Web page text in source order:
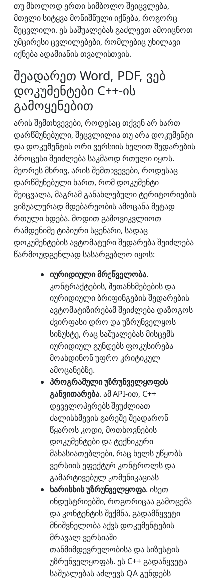
თუ მხოლოდ ერთი სიმბოლო შეიცვლება,
მთელი სიტყვა მონიშნული იქნება, როგორც
შეცვლილი. ეს საშუალებას გაძლევთ ამოიცნოთ
უმცირესი ცვლილებები, რომლებიც უხილავი
იქნება ადამიანის თვალისთვის.
შეადარეთ Word, PDF, ვებ
დოკუმენტები C++-ის
გამოყენებით
არის შემთხვევები, როდესაც თქვენ არ ხართ
დარწმუნებული, შეცვლილია თუ არა დოკუმენტი
და დოკუმენტის ორი ვერსიის ხელით შედარების
პროცესი შეიძლება საკმაოდ რთული იყოს.
მეორეს მხრივ, არის შემთხვევები, როდესაც
დარწმუნებული ხართ, რომ დოკუმენტი
შეიცვალა, მაგრამ განახლებული ტერიტორიების
ვიზუალურად მდებარეობის ამოცანა მეტად
რთული ხდება. მოდით გამოვიკვლიოთ
რამდენიმე ტიპიური სცენარი, სადაც
დოკუმენტების ავტომატური შედარება შეიძლება
წარმოუდგენლად სასარგებლო იყოს:
იურიდიული მრეწველობა.
კონტრაქტების, შეთანხმებების და
იურიდიული ბრიფინგების შედარების
ავტომატიზირებამ შეიძლება დაზოგოს
ძვირფასი დრო და უზრუნველყოს
სიზუსტე, რაც საშუალებას მისცემს
იურიდიულ გუნდებს ფოკუსირება
მოახდინონ უფრო კრიტიკულ
ამოცანებზე.
პროგრამული უზრუნველყოფის
განვითარება. ამ API-ით, C++
დეველოპერებს შეუძლიათ
ძალისხმევის გარეშე შეადარონ
წყაროს კოდი, მოთხოვნების
დოკუმენტები და ტექნიკური
მახასიათებლები, რაც ხელს უწყობს
ვერსიის ეფექტურ კონტროლს და
გამარტივებულ კომუნიკაციას
ხარისხის უზრუნველყოფა. ისეთ
ინდუსტრიებში, როგორიცაა გამოცემა
და კონტენტის შექმნა, გადამწყვეტი
მნიშვნელობა აქვს დოკუმენტების
მრავალ ვერსიაში
თანმიმდევრულობისა და სიზუსტის
უზრუნველყოფას. ეს C++ გადაწყვეტა
საშუალებას აძლევს QA გუნდებს